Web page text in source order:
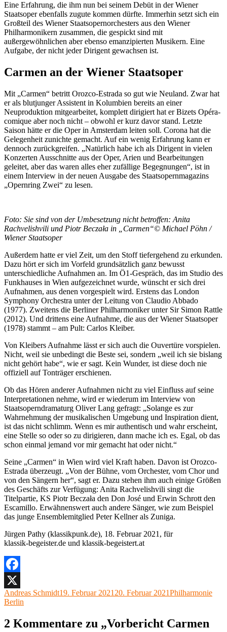
Eine Erfahrung, die ihm nun bei seinem Debüt in der Wiener
Staatsoper ebenfalls zugute kommen dürfte. Immerhin setzt sich ein
Großteil des Wiener Staatsopernorchesters aus den Wiener
Philharmonikern zusammen, die gespickt sind mit
außergewöhnlichen aber ebenso emanzipierten Musikern. Eine
Aufgabe, der nicht jeder Dirigent gewachsen ist.
Carmen an der Wiener Staatsoper
Mit „Carmen“ betritt Orozco-Estrada so gut wie Neuland. Zwar hat
er als blutjunger Assistent in Kolumbien bereits an einer
Neuproduktion mitgearbeitet, komplett dirigiert hat er Bizets Opéra-
comique aber noch nicht – obwohl er kurz davor stand. Letzte
Saison hätte er die Oper in Amsterdam leiten soll. Corona hat die
Gelegenheit zunichte gemacht. Auf ein wenig Erfahrung kann er
dennoch zurückgreifen. „Natürlich habe ich als Dirigent in vielen
Konzerten Ausschnitte aus der Oper, Arien und Bearbeitungen
geleitet, aber das waren alles eher zufällige Begegnungen“, ist in
einem Interview in der neuen Ausgabe des Staatsopernmagazins
„Opernring Zwei“ zu lesen.
Foto: Sie sind von der Umbesetzung nicht betroffen: Anita
Rachvelishvili und Piotr Beczała in „Carmen“© Michael Pöhn /
Wiener Staatsoper
Außerdem hatte er viel Zeit, um den Stoff tiefergehend zu erkunden.
Dazu hört er sich im Vorfeld grundsätzlich ganz bewusst
unterschiedliche Aufnahmen an. Im Ö1-Gespräch, das im Studio des
Funkhauses in Wien aufgezeichnet wurde, wünscht er sich drei
Aufnahmen, aus denen vorgespielt wird. Erstens das London
Symphony Orchestra unter der Leitung von Claudio Abbado
(1977). Zweitens die Berliner Philharmoniker unter Sir Simon Rattle
(2012). Und drittens eine Aufnahme, die aus der Wiener Staatsoper
(1978) stammt – am Pult: Carlos Kleiber.
Von Kleibers Aufnahme lässt er sich auch die Ouvertüre vorspielen.
Nicht, weil sie unbedingt die Beste sei, sondern „weil ich sie bislang
nicht gehört habe“, wie er sagt. Kein Wunder, ist diese doch nie
offiziell auf Tonträger erschienen.
Ob das Hören anderer Aufnahmen nicht zu viel Einfluss auf seine
Interpretationen nehme, wird er wiederum im Interview von
Staatsoperndramaturg Oliver Lang gefragt: „Solange es zur
Wahrnehmung der musikalischen Umgebung und Inspiration dient,
ist das nicht schlimm. Wenn es mir authentisch und wahr erscheint,
eine Stelle so oder so zu dirigieren, dann mache ich es. Egal, ob das
schon einmal jemand vor mir gemacht hat oder nicht.“
Seine „Carmen“ in Wien wird viel Kraft haben. Davon ist Orozco-
Estrada überzeugt. „Von der Bühne, vom Orchester, vom Chor und
von den Sängern her“, sagt er. Dazu stehen ihm auch einige Größen
des Geschäfts zur Verfügung: Anita Rachvelishvili singt die
Titelpartie, KS Piotr Beczała den Don José und Erwin Schrott den
Escamillo. Erwähnenswert auch andere Sänger, wie zum Beispiel
das junge Ensemblemitglied Peter Kellner als Zuniga.
Jürgen Pathy (klassikpunk.de), 18. Februar 2021, für
klassik-begeister.de und klassik-begeistert.at
Facebook
X
Autor
Andreas SchmidtVeröffentlicht
19. Februar 2021 20. Februar 2021Kategorien
Philharmonie
Berlin
2 Kommentare zu „Vorbericht Carmen